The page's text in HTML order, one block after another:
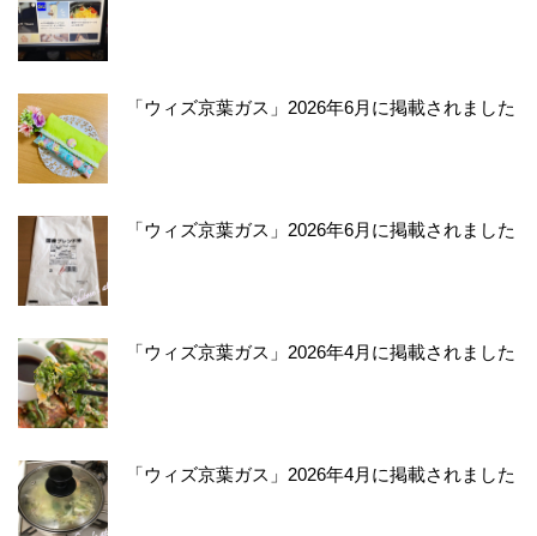
「ウィズ京葉ガス」2026年6月に掲載されました
「ウィズ京葉ガス」2026年6月に掲載されました
「ウィズ京葉ガス」2026年4月に掲載されました
「ウィズ京葉ガス」2026年4月に掲載されました